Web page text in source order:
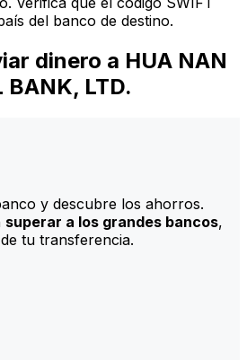
del banco de destino.
dinero a HUA NAN
BANK, LTD.
y descubre los ahorros.
superar a los grandes bancos,
tu transferencia.